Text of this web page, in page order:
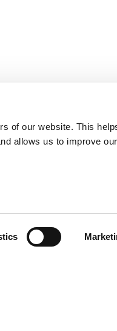
of our website. This
allows us to improve